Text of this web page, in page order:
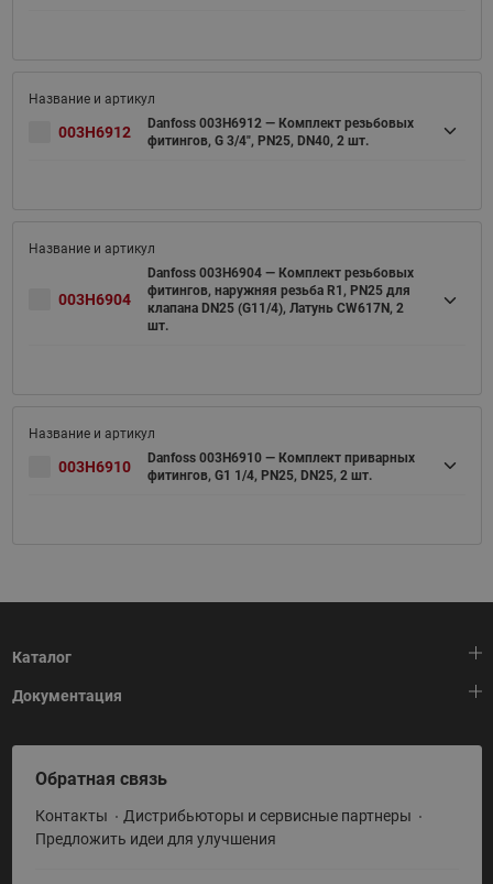
003H6912
Danfoss 003H6912 — Комплект резьбовых
фитингов, G 3/4", PN25, DN40, 2 шт.
003H6904
Danfoss 003H6904 — Комплект резьбовых
фитингов, наружняя резьба R1, PN25 для
клапана DN25 (G11/4), Латунь CW617N, 2
шт.
003H6910
Danfoss 003H6910 — Комплект приварных
фитингов, G1 1/4, PN25, DN25, 2 шт.
Каталог
Тепловая автоматика
Холодильная техника
Приводная техника
Промышленная автоматика
Документация
HeatPlatform (Тепловая платформа)
Полезные программы и инструменты
Условия поставки
Обратная связь
Контакты
Дистрибьюторы и сервисные партнеры
Предложить идеи для улучшения